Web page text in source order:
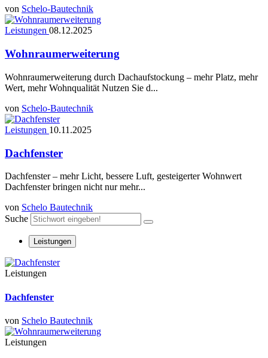
von Schelo-Bautechnik
Leistungen 08.12.2025
Wohnraumerweiterung
Wohnraumerweiterung durch Dachaufstockung – mehr Platz, mehr
Wert, mehr Wohnqualität Nutzen Sie d...
von Schelo-Bautechnik
Leistungen 10.11.2025
Dachfenster
Dachfenster – mehr Licht, bessere Luft, gesteigerter Wohnwert
Dachfenster bringen nicht nur mehr...
von Schelo Bautechnik
Suche
Leistungen
Leistungen
Dachfenster
von Schelo Bautechnik
Leistungen